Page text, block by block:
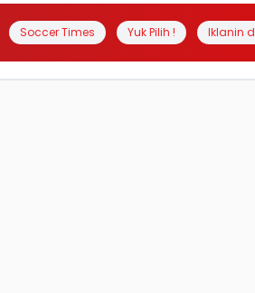
Soccer Times Yuk Pilih ! Iklanin